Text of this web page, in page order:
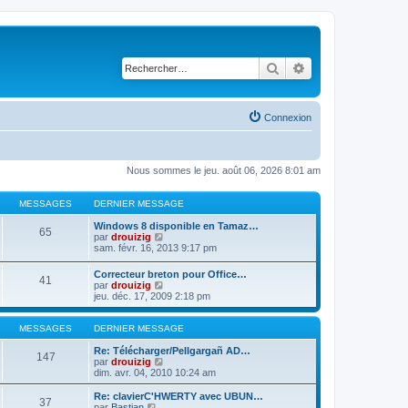
Rechercher
Connexion
Nous sommes le jeu. août 06, 2026 8:01 am
MESSAGES DERNIER MESSAGE
65
Windows 8 disponible en Tamaz…
par drouizig
o
u
l
t
e
r
l
d
e
r
n
i
sam. févr. 16, 2013 9:17 pm
41
Correcteur breton pour Office…
par drouizig
o
n
s
u
l
t
r
l
e
jeu. déc. 17, 2009 2:18 pm
MESSAGES DERNIER MESSAGE
147
Re: Télécharger/Pellgargañ AD…
par drouizig
o
n
s
dim. avr. 04, 2010 10:24 am
37
Re: clavierC'HWERTY avec UBUN…